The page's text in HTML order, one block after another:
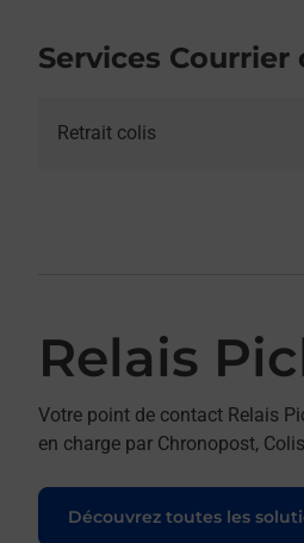
Services Courrier
Retrait colis
Relais
Votre point de contact Relais
en charge par Chronopost,
Découvrez toutes les